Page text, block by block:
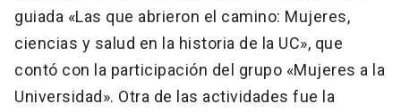
guiada «Las que abrieron el camino: Mujeres,
ciencias y salud en la historia de la UC», que
contó con la participación del grupo «Mujeres a la
Universidad». Otra de las actividades fue la